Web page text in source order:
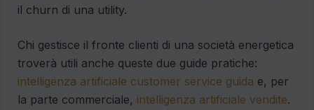
il churn di una utility.
Chi gestisce il fronte clienti di una società energetica
troverà utili anche queste due guide pratiche:
intelligenza artificiale customer service guida e, per
la parte commerciale, intelligenza artificiale vendite.